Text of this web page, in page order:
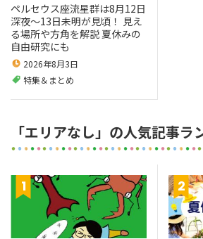
ペルセウス座流星群は8月12日
深夜～13日未明が見頃！ 見え
る場所や方角を解説 夏休みの
自由研究にも
2026年8月3日
特集＆まとめ
「エリアなし」の人気記事ラ